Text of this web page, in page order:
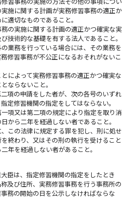
習事務の実施の方法その他の事項につい
施に関する計画が実務修習事務の適正か
適切なものであること。
の実施に関する計画の適正かつ確実な実
技術的な基礎を有する法人であること。
業務を行っている場合には、その業務を
修習事務が不公正になるおそれがないこ
によって実務修習事務の適正かつ確実な
ならないこと。
項の申請をした者が、次の各号のいずれ
定修習機関の指定をしてはならない。
項又は第二項の規定により指定を取り消
から二年を経過しない者であること。
この法律に規定する罪を犯し、刑に処せ
終わり、又はその刑の執行を受けること
年を経過しない者があること。
臣は、指定修習機関の指定をしたとき
及び住所、実務修習事務を行う事務所の
務の開始の日を公示しなければならな